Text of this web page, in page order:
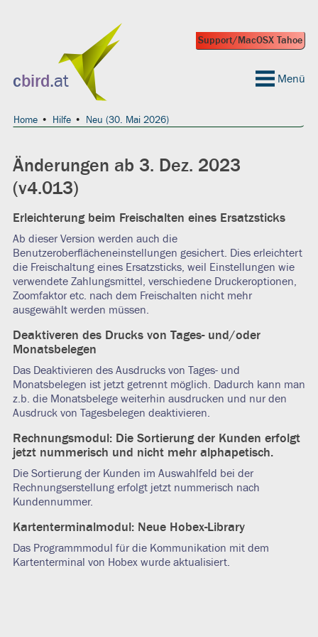
Support/MacOSX Tahoe
cbird.at Menü
Home Hilfe Neu (30. Mai 2026)
Änderungen ab 3. Dez. 2023
(v4.013)
Erleichterung beim Freischalten eines Ersatzsticks
Ab dieser Version werden auch die
Benutzeroberflächeneinstellungen gesichert. Dies erleichtert
die Freischaltung eines Ersatzsticks, weil Einstellungen wie
verwendete Zahlungsmittel, verschiedene Druckeroptionen,
Zoomfaktor etc. nach dem Freischalten nicht mehr
ausgewählt werden müssen.
Deaktiveren des Drucks von Tages- und/oder
Monatsbelegen
Das Deaktivieren des Ausdrucks von Tages- und
Monatsbelegen ist jetzt getrennt möglich. Dadurch kann man
z.b. die Monatsbelege weiterhin ausdrucken und nur den
Ausdruck von Tagesbelegen deaktivieren.
Rechnungsmodul: Die Sortierung der Kunden erfolgt
jetzt nummerisch und nicht mehr alphapetisch.
Die Sortierung der Kunden im Auswahlfeld bei der
Rechnungserstellung erfolgt jetzt nummerisch nach
Kundennummer.
Kartenterminalmodul: Neue Hobex-Library
Das Programmmodul für die Kommunikation mit dem
Kartenterminal von Hobex wurde aktualisiert.